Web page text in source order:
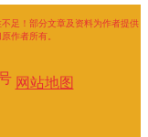
足！部分文章及资料为作者提供
作者所有。
网站地图